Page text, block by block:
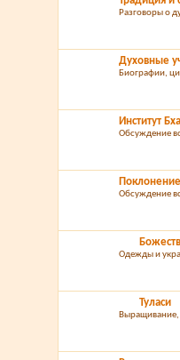
Разговоры о
Духовные
Биографии,
Институт
Обсуждение
Обсуждение
Одежды и
Туласи
Выращивание,